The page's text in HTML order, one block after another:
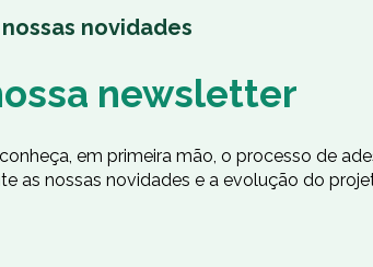
novidades
newsletter
em primeira mão, o processo de
as nossas novidades e a evolução do